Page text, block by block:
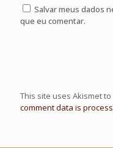
Salvar meus dados
que eu comentar.
This site uses Akismet
comment data is